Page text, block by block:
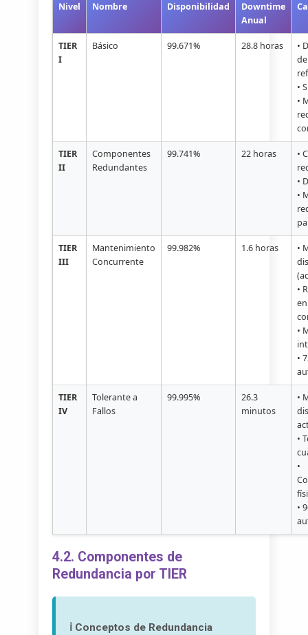
Nivel Nombre Disponibilidad
Downtime
Anual
TIER
I
Básico 99.671% 28.8 horas
•
•
•
TIER
II
Componentes
Redundantes
99.741% 22 horas
•
•
•
TIER
III
Mantenimiento
Concurrente
99.982% 1.6 horas
•
•
•
•
TIER
IV
Tolerante a
Fallos
99.995%
26.3
minutos
•
•
•
•
4.2. Componentes de
Redundancia por TIER
ℹ️ Conceptos de Redundancia